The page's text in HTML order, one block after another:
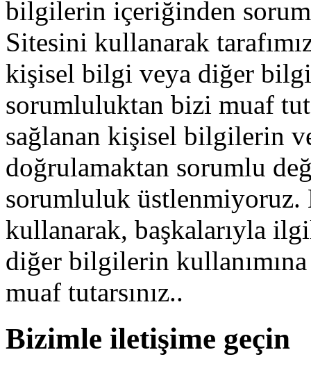
bilgilerin içeriğinden
Sitesini kullanarak
kişisel bilgi veya diğer
sorumluluktan bizi muaf
sağlanan kişisel bilgilerin
doğrulamaktan sorumlu
sorumluluk üstlenmiyoruz.
kullanarak, başkalarıyla
diğer bilgilerin
muaf tutarsınız..
Bizimle iletişime geçin